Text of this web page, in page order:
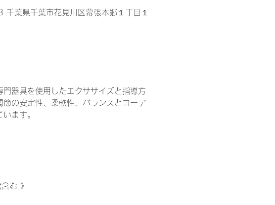
葉県千葉市花見川区幕張本郷１丁目１
器具を使用したエクササイズと指導方
の安定性、柔軟性、バランスとコーデ
ます。
む 》